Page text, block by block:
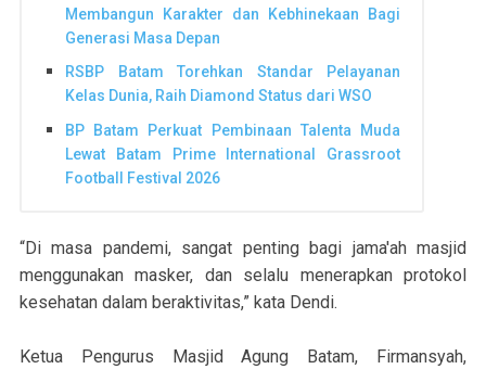
Membangun Karakter dan Kebhinekaan Bagi
Generasi Masa Depan
RSBP Batam Torehkan Standar Pelayanan
Kelas Dunia, Raih Diamond Status dari WSO
BP Batam Perkuat Pembinaan Talenta Muda
Lewat Batam Prime International Grassroot
Football Festival 2026
“Di masa pandemi, sangat penting bagi jama'ah masjid
menggunakan masker, dan selalu menerapkan protokol
kesehatan dalam beraktivitas,” kata Dendi.
Ketua Pengurus Masjid Agung Batam, Firmansyah,